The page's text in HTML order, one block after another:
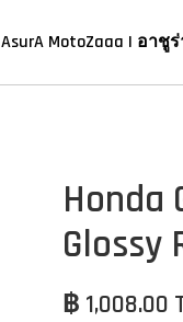
AsurA MotoZaaa | อาชู
Honda
Glossy
฿ 1,008.00